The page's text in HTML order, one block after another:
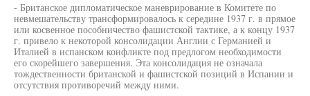
- Британское дипломатическое маневрирование в Комитете по
невмешательству трансформировалось к середине 1937 г. в прямое
или косвенное пособничество фашистской тактике, а к концу 1937
г. привело к некоторой консолидации Англии с Германией и
Италией в испанском конфликте под предлогом необходимости
его скорейшего завершения. Эта консолидация не означала
тождественности британской и фашистской позиций в Испании и
отсутствия противоречий между ними.